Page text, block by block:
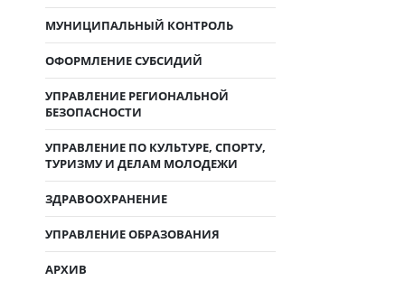
МУНИЦИПАЛЬНЫЙ КОНТРОЛЬ
ОФОРМЛЕНИЕ СУБСИДИЙ
УПРАВЛЕНИЕ РЕГИОНАЛЬНОЙ
БЕЗОПАСНОСТИ
УПРАВЛЕНИЕ ПО КУЛЬТУРЕ, СПОРТУ,
ТУРИЗМУ И ДЕЛАМ МОЛОДЕЖИ
ЗДРАВООХРАНЕНИЕ
УПРАВЛЕНИЕ ОБРАЗОВАНИЯ
АРХИВ